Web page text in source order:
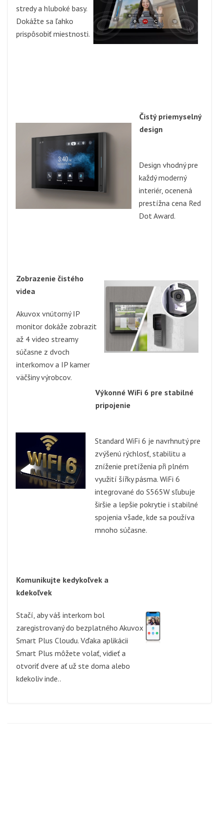
stredy a hluboké basy.
Dokážte sa ľahko
prispôsobiť miestnosti.
Čistý priemyselný
design
Design vhodný pre
každý moderný
interiér, ocenená
prestížna cena Red
Dot Award.
Zobrazenie čistého
videa
Akuvox vnútorný IP
monitor dokáže zobrazit
až 4 video streamy
súčasne z dvoch
interkomov a IP kamer
väčšiny výrobcov.
Výkonné WiFi 6 pre stabilné
pripojenie
Standard WiFi 6 je navrhnutý pre
zvýšenú rýchlosť, stabilitu a
zníženie pretíženia při plném
využití šířky pásma. WiFi 6
integrované do S565W sľubuje
širšie a lepšie pokrytie i stabilné
spojenia všade, kde sa používa
mnoho súčasne.
Komunikujte kedykoľvek a
kdekoľvek
Stačí, aby váš interkom bol
zaregistrovaný do bezplatného Akuvox
Smart Plus Cloudu. Vďaka aplikácii
Smart Plus môžete volať, vidieť a
otvoriť dvere ať už ste doma alebo
kdekoliv inde..